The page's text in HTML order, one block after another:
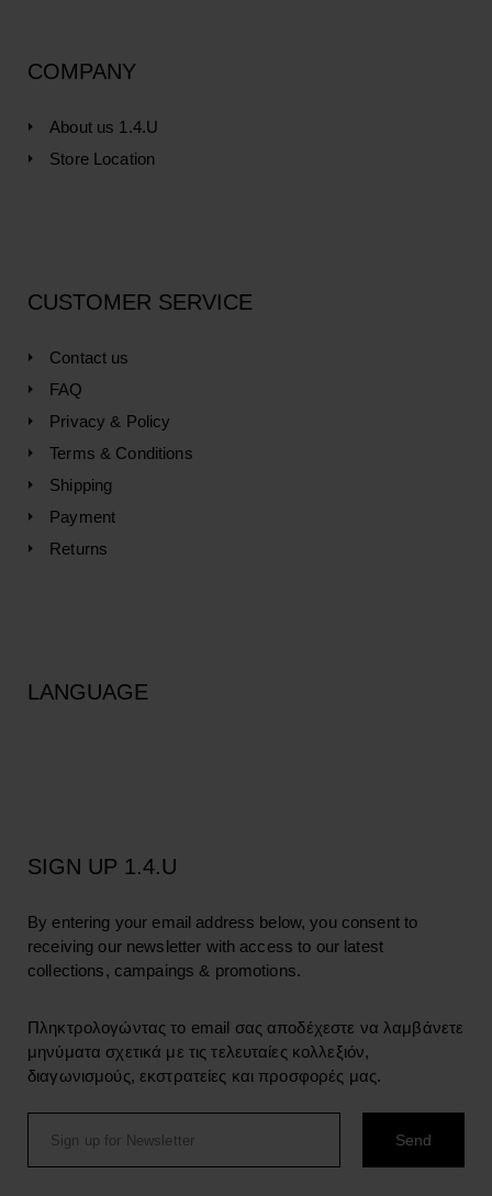
COMPANY
About us 1.4.U
Store Location
CUSTOMER SERVICE
Contact us
FAQ
Privacy & Policy
Terms & Conditions
Shipping
Payment
Returns
LANGUAGE
SIGN UP 1.4.U
By entering your email address below, you consent to
receiving our newsletter with access to our latest
collections, campaings & promotions.
Πληκτρολογώντας το email σας αποδέχεστε να λαμβάνετε
μηνύματα σχετικά με τις τελευταίες κολλεξιόν,
διαγωνισμούς, εκστρατείες και προσφορές μας.